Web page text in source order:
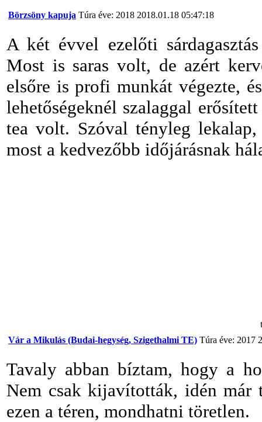
Börzsöny kapuja Túra éve: 2018 2018.01.18 05:47:18
A két évvel ezelőti
Most is saras volt, de azért
elsőre is profi munkát végezte,
lehetőségeknél szalaggal
tea volt. Szóval tényleg
most a kedvezőbb időjárásnak
Vár a Mikulás (Budai-hegység, Szigethalmi TE) Túra éve: 2017
Tavaly abban bíztam, hogy a
Nem csak kijavították, idén már
ezen a téren, mondhatni töretlen.